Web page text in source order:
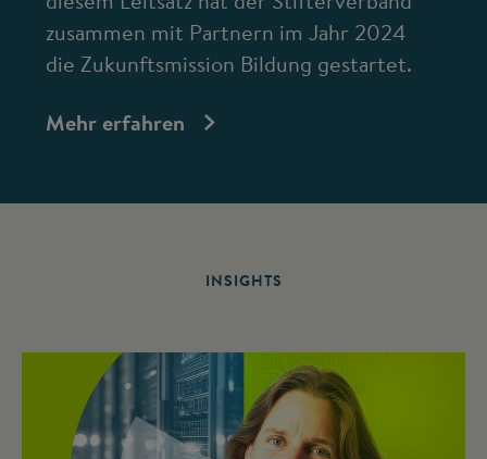
zusammen mit Partnern im Jahr 2024
die Zukunftsmission Bildung gestartet.
Mehr erfahren
INSIGHTS